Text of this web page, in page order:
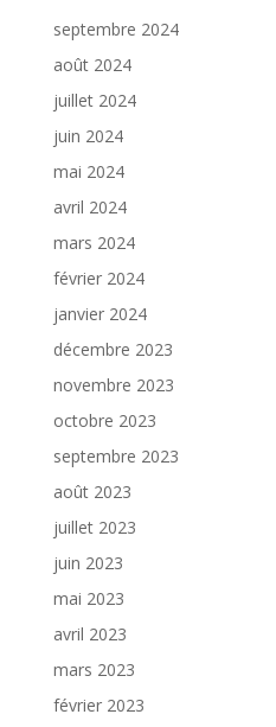
septembre 2024
août 2024
juillet 2024
juin 2024
mai 2024
avril 2024
mars 2024
février 2024
janvier 2024
décembre 2023
novembre 2023
octobre 2023
septembre 2023
août 2023
juillet 2023
juin 2023
mai 2023
avril 2023
mars 2023
février 2023